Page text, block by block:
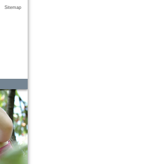
Sitemap